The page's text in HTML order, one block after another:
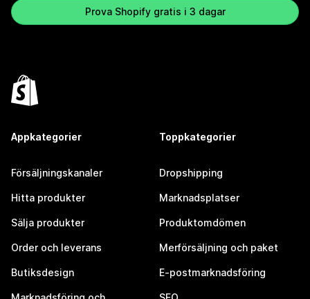
Prova Shopify gratis i 3 dagar
Appkategorier
Försäljningskanaler
Hitta produkter
Sälja produkter
Order och leverans
Butiksdesign
Toppkategorier
Dropshipping
Marknadsplatser
Produktomdömen
Merförsäljning och paket
E-postmarknadsföring